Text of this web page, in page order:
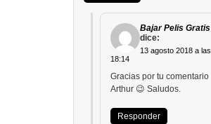
Bajar Pelis Gratis
dice:
13 agosto 2018 a las
18:14
Gracias por tu comentario
Arthur 😉 Saludos.
Responder